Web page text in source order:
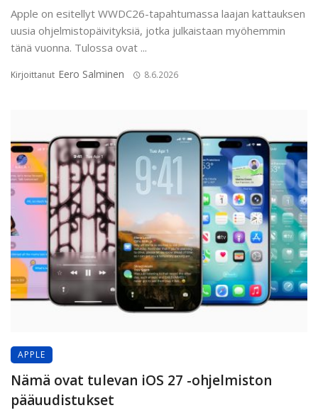
Apple on esitellyt WWDC26-tapahtumassa laajan kattauksen
uusia ohjelmistopäivityksiä, jotka julkaistaan myöhemmin
tänä vuonna. Tulossa ovat ...
Kirjoittanut Eero Salminen 8.6.2026
APPLE
Nämä ovat tulevan iOS 27 -ohjelmiston
pääuudistukset